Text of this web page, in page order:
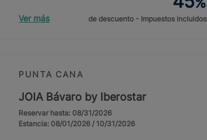
Ver más de descuento - Impuestos incluidos
PUNTA CANA
JOIA Bávaro by Iberostar
Reservar hasta: 08/31/2026
Estancia: 08/01/2026 / 10/31/2026